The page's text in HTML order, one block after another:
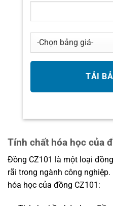
Tính chất hóa học của
Đồng CZ101 là một loại
rãi trong ngành công
hóa học của đồng CZ101: